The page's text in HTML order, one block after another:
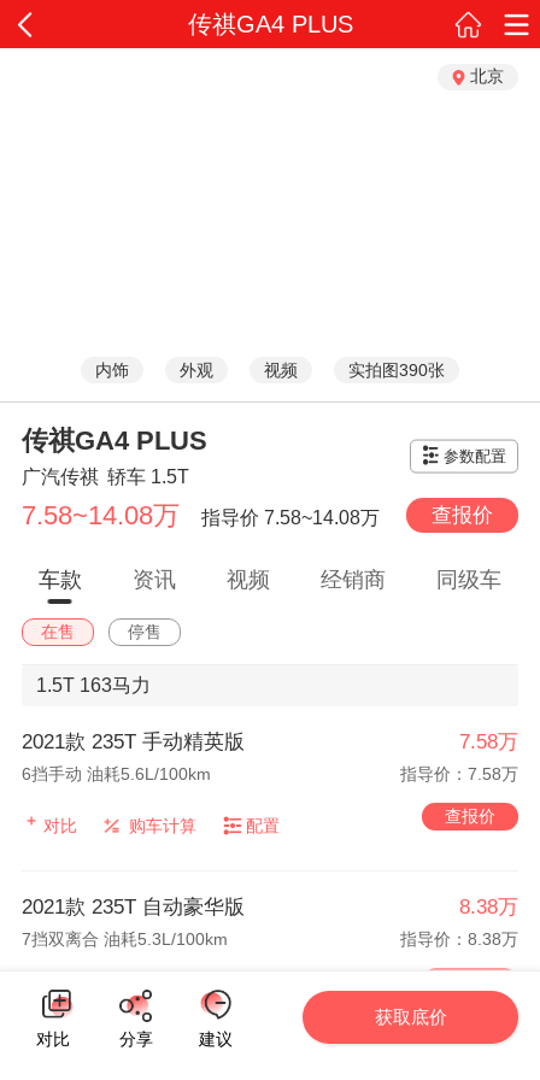
传祺GA4 PLUS
北京
内饰 外观 视频 实拍图390张
传祺GA4 PLUS
广汽传祺 轿车 1.5T
参数配置
7.58~14.08万 指导价 7.58~14.08万 查报价
车款 资讯 视频 经销商 同级车
在售 停售
1.5T 163马力
2021款 235T 手动精英版 7.58万
6挡手动 油耗5.6L/100km 指导价：7.58万
对比 购车计算 配置 查报价
2021款 235T 自动豪华版 8.38万
7挡双离合 油耗5.3L/100km 指导价：8.38万
对比 购车计算
对比 分享 建议
获取底价